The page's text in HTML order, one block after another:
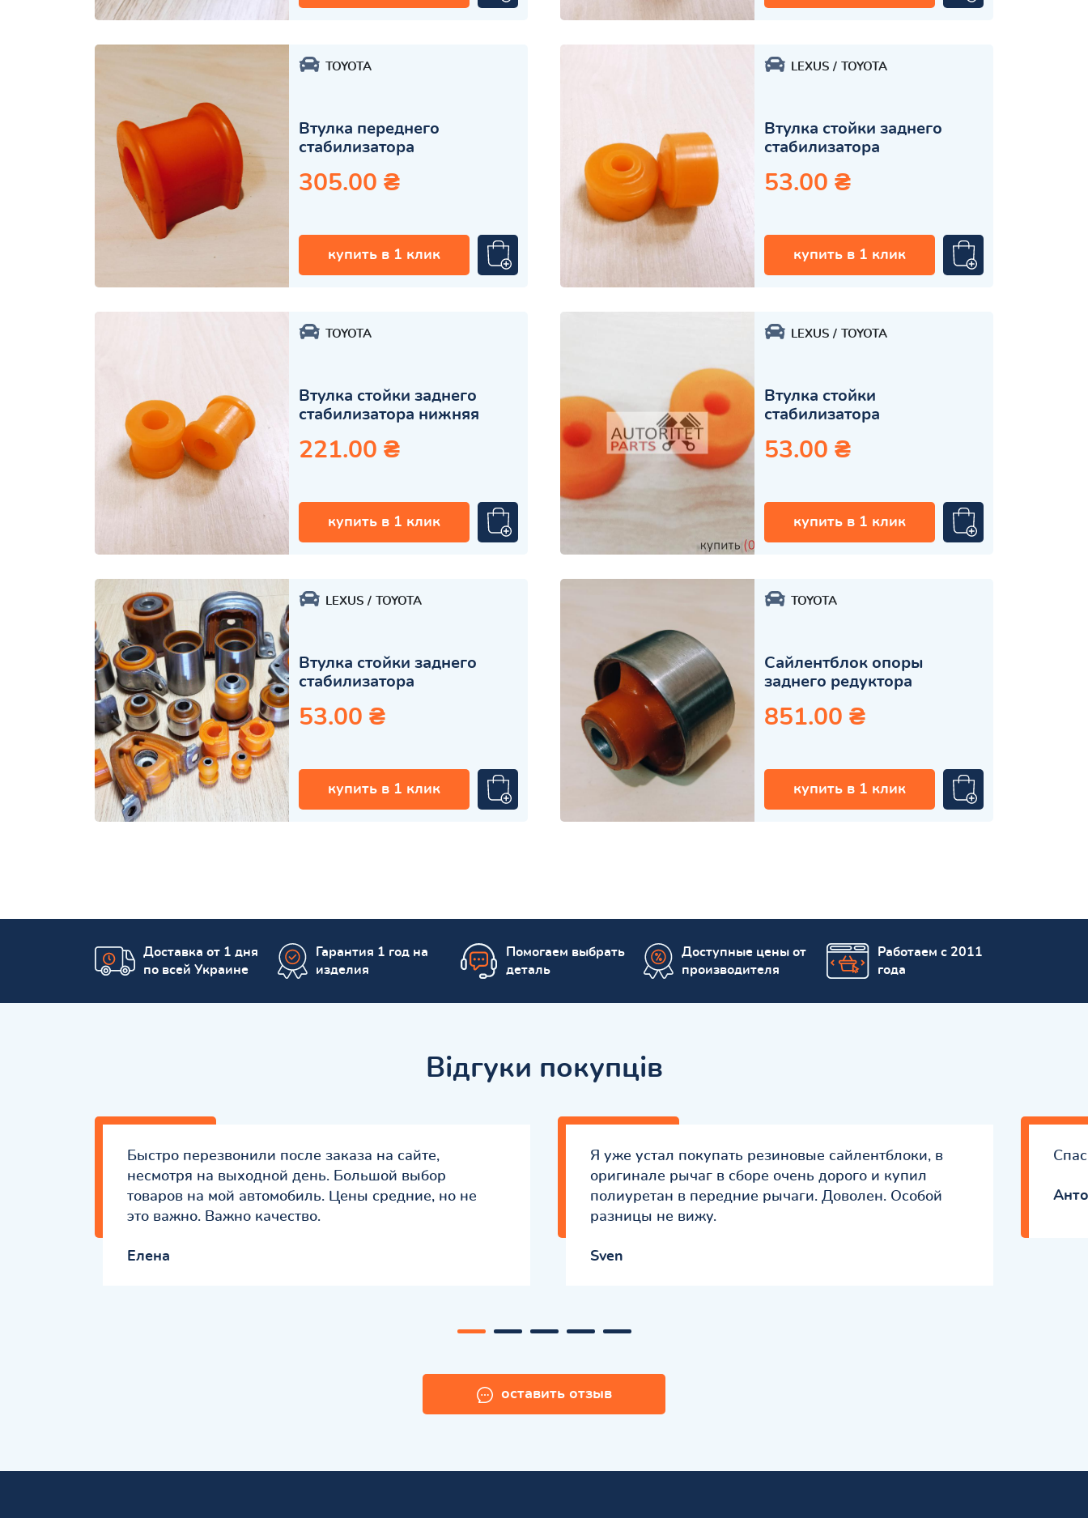
TOYOTA
Втулка переднего
стабилизатора
305.00 ₴
купить в 1 клик
LEXUS TOYOTA
Втулка стойки заднего
стабилизатора
53.00 ₴
купить в 1 клик
TOYOTA
Втулка стойки заднего
стабилизатора нижняя
221.00 ₴
купить в 1 клик
LEXUS TOYOTA
Втулка стойки
стабилизатора
53.00 ₴
купить в 1 клик
LEXUS TOYOTA
Втулка стойки заднего
стабилизатора
53.00 ₴
купить в 1 клик
TOYOTA
Сайлентблок опоры
заднего редуктора
851.00 ₴
купить в 1 клик
Доставка от 1 дня
по всей Украине
Гарантия 1 год на
изделия
Помогаем выбрать
деталь
Доступные цены от
производителя
Работаем с 2011
года
Відгуки покупців
Быстро перезвонили после заказа на сайте,
несмотря на выходной день. Большой выбор
товаров на мой автомобиль. Цены средние, но не
это важно. Важно качество.
Елена
Я уже устал покупать резиновые сайлентблоки, в
оригинале рычаг в сборе очень дорого и купил
полиуретан в передние рычаги. Доволен. Особой
разницы не вижу.
Sven
оставить отзыв